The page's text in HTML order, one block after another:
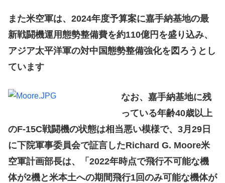
また米空軍は、2024年度予算案に嘉手納基地の最
新戦闘機運用態勢整備費を約110億円を盛り込み、
アジア太平洋軍の対中国態勢整備強化を図ろうとし
ています
なお、嘉手納基地に残
っている年齢40歳以上
のF-15C戦闘機の状態は相当悪い模様で、3月29日
に下院軍事委員会で証言したRichard G. Moore米
空軍計画部長は、「2022年時点で飛行不可能な機
体が2機と米本土への期間飛行1回のみ可能な機体が